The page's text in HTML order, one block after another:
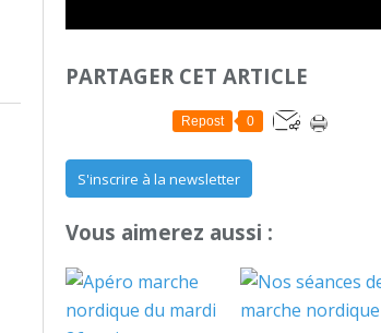
PARTAGER CET ARTICLE
Repost 0
S'inscrire à la newsletter
Vous aimerez aussi :